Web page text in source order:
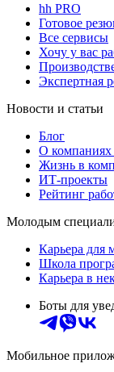
hh PRO
Готовое
Все сервисы
Хочу у вас
Экспертная
Новости и статьи
Блог
О компаниях
Жизнь в
ИТ-проекты
Рейтинг
Молодым
Карьера для
Школа
Карьера в
Боты для
Мобильное